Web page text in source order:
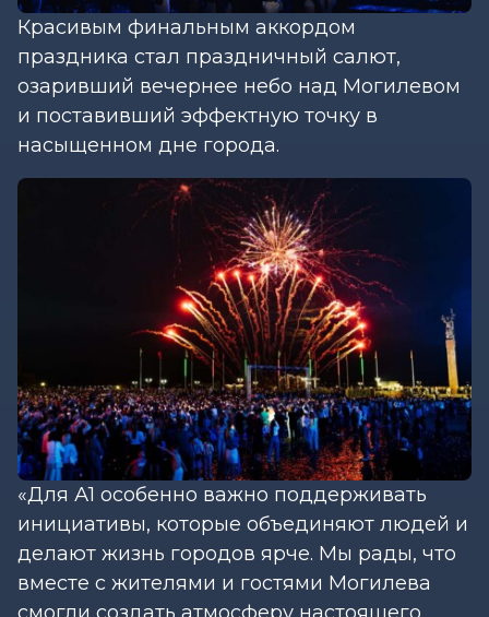
Красивым финальным аккордом
праздника стал праздничный салют,
озаривший вечернее небо над Могилевом
и поставивший эффектную точку в
насыщенном дне города.
«Для А1 особенно важно поддерживать
инициативы, которые объединяют людей и
делают жизнь городов ярче. Мы рады, что
вместе с жителями и гостями Могилева